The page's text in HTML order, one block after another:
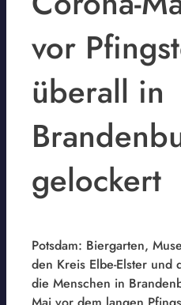
vor
überall in
gelockert
Potsdam: Biergarten,
den Kreis Elbe-Elster und
die Menschen in